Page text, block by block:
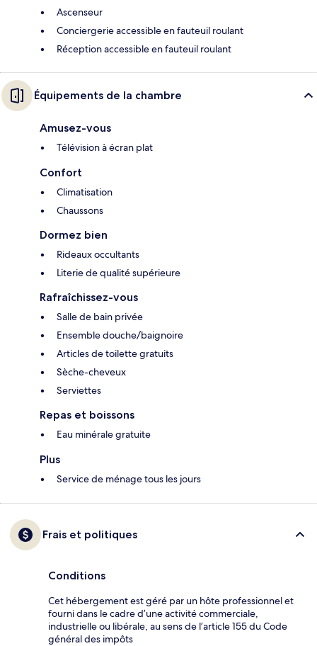
Ascenseur
Conciergerie accessible en fauteuil roulant
Réception accessible en fauteuil roulant
Équipements de la chambre
Amusez-vous
Télévision à écran plat
Confort
Climatisation
Chaussons
Dormez bien
Rideaux occultants
Literie de qualité supérieure
Rafraîchissez-vous
Salle de bain privée
Ensemble douche/baignoire
Articles de toilette gratuits
Sèche-cheveux
Serviettes
Repas et boissons
Eau minérale gratuite
Plus
Service de ménage tous les jours
Frais et politiques
Conditions
Cet hébergement est géré par un hôte professionnel et
fourni dans le cadre d’une activité commerciale,
industrielle ou libérale, au sens de l’article 155 du Code
général des impôts